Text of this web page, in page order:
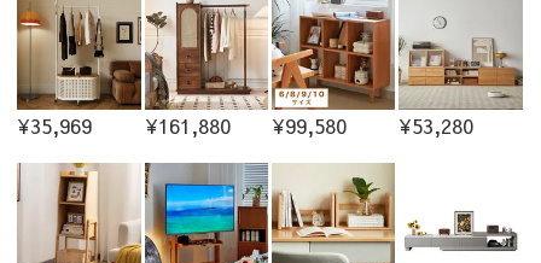
¥35,969 ¥161,880 ¥99,580 ¥53,280